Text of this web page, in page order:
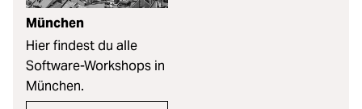
München
Hier findest du alle
Software-Workshops in
München.